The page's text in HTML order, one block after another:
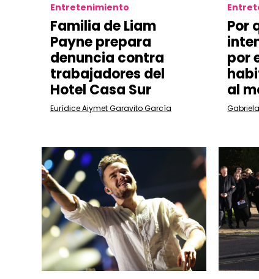
Entretenimiento
Familia de Liam
Payne prepara
denuncia contra
trabajadores del
Hotel Casa Sur
Eurídice Aiymet Garavito García
Por
por
al